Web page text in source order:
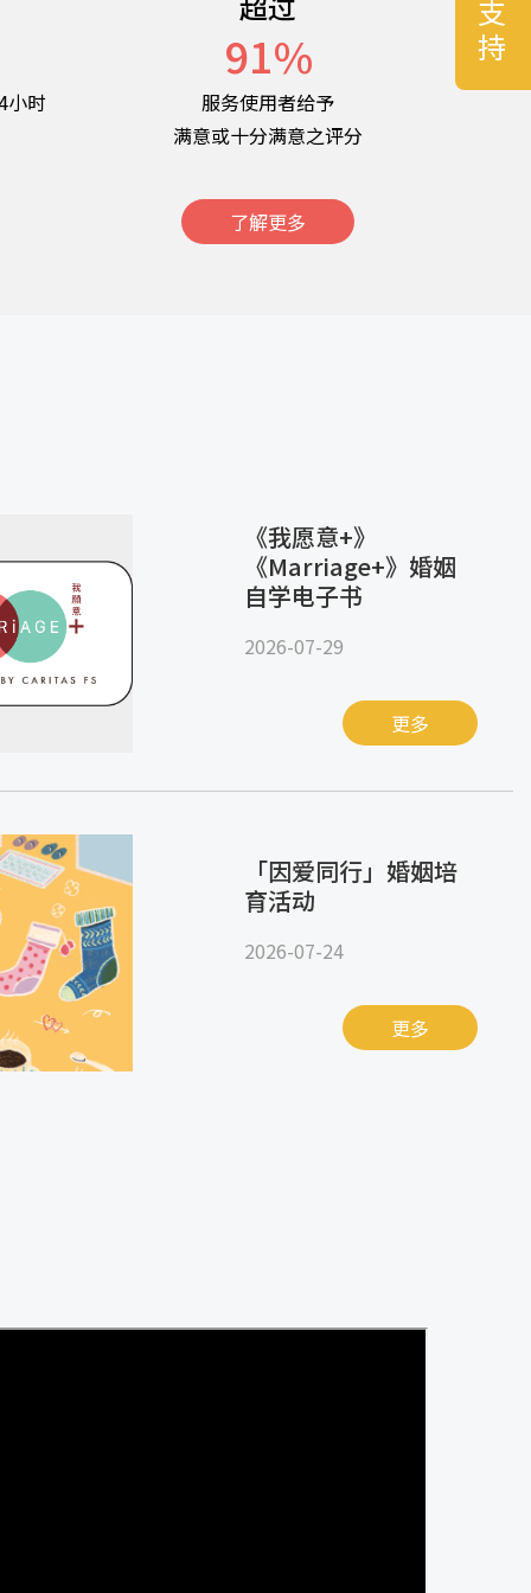
小时
91%
服务使用者给予
满意或十分满意之评分
了解更多
《我愿意+》
《Marriage+》婚姻
自学电子书
2026-07-29
更多
「因爱同行」婚姻培
育活动
2026-07-24
更多